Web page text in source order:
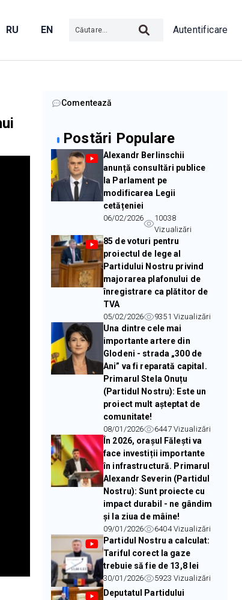
RU EN Autentificare
Comentează
Postări Populare
Alexandr Berlinschii
anunță consultări publice
la Parlament pe
modificarea Legii
cetățeniei
06/02/2026
10038
Vizualizări
85 de voturi pentru
proiectul de lege al
Partidului Nostru privind
majorarea plafonului de
înregistrare ca plătitor de
TVA
05/02/2026 9351 Vizualizări
Una dintre cele mai
importante artere din
Glodeni - strada „300 de
Ani” va fi reparată capital.
Primarul Stela Onuțu
(Partidul Nostru): Este un
proiect mult așteptat de
comunitate!
08/01/2026 6447Vizualizări
În 2026, orașul Fălești va
face investiții importante
în infrastructură. Primarul
Alexandr Severin (Partidul
Nostru): Sunt proiecte cu
impact durabil - ne gândim
și la ziua de mâine!
09/01/2026 6404Vizualizări
Partidul Nostru a calculat:
Tariful corect la gaze
trebuie să fie de 13,8 lei
30/01/2026 5923 Vizualizări
Deputatul Partidului